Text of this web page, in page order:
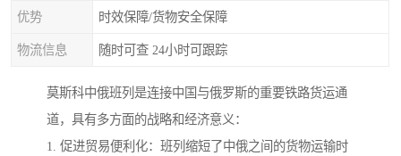
优势 时效保障/货物安全保障
物流信息 随时可查 24小时可跟踪
莫斯科中俄班列是连接中国与俄罗斯的重要铁路货运通
道，具有多方面的战略和经济意义：
1. 促进贸易便利化：班列缩短了中俄之间的货物运输时